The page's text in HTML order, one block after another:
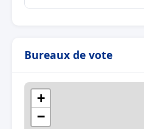
Bureaux de vote
+
−